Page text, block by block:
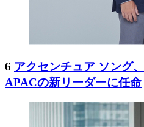
6 アクセンチュア ソング
APACの新リーダーに任命